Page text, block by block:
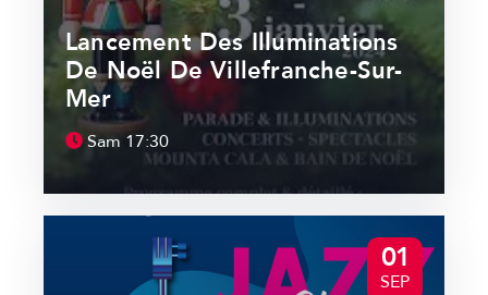
Lancement Des Illuminations
De Noël De Villefranche-Sur-
Mer
Sam 17:30
01
SEP